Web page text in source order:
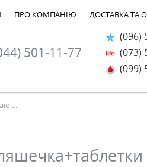
ПРО КОМПАНІЮ ДОСТАВКА ТА
501-11-77
(096)
(073)
(099)